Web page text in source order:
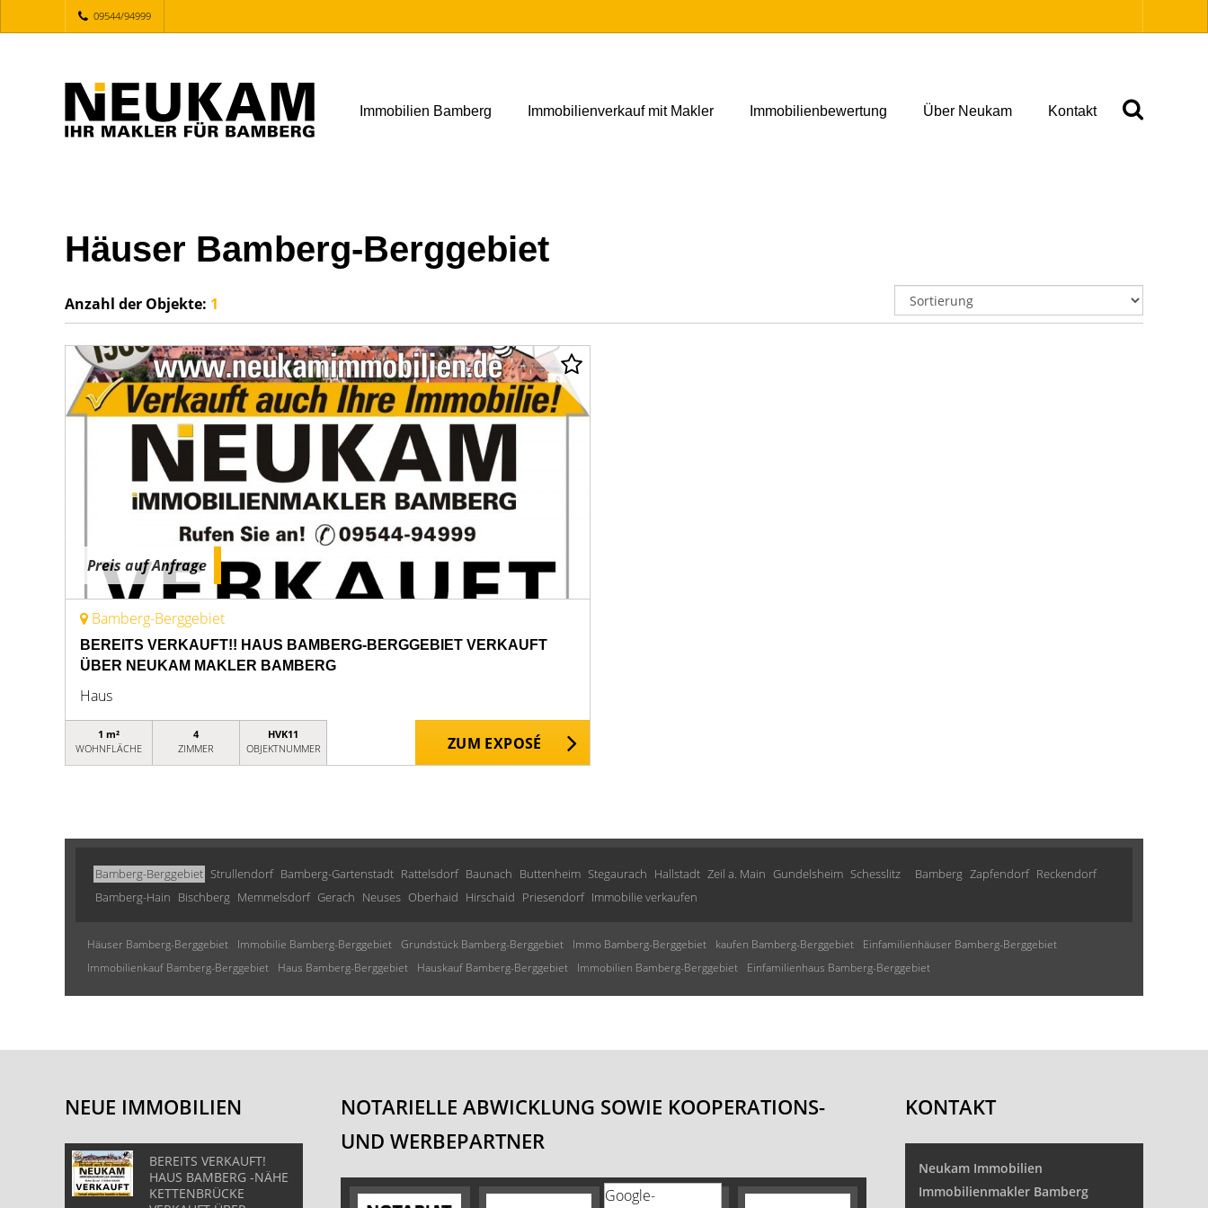
09544/94999
Immobilien Bamberg Immobilienverkauf mit Makler Immobilienbewertung Über Neukam Kontakt
Häuser Bamberg-Berggebiet
Anzahl der Objekte: 1
Preis auf Anfrage
Bamberg-Berggebiet
BEREITS VERKAUFT!! HAUS BAMBERG-BERGGEBIET VERKAUFT
ÜBER NEUKAM MAKLER BAMBERG
Haus
1 m²
WOHNFLÄCHE
4
ZIMMER
HVK11
OBJEKTNUMMER
ZUM EXPOSÉ
Bamberg-Berggebiet Strullendorf Bamberg-Gartenstadt Rattelsdorf Baunach Buttenheim Stegaurach Hallstadt Zeil a. Main Gundelsheim Schesslitz Bamberg Zapfendorf Reckendorf
Bamberg-Hain Bischberg Memmelsdorf Gerach Neuses Oberhaid Hirschaid Priesendorf Immobilie verkaufen
Häuser Bamberg-Berggebiet Immobilie Bamberg-Berggebiet Grundstück Bamberg-Berggebiet Immo Bamberg-Berggebiet kaufen Bamberg-Berggebiet
Einfamilienhäuser Bamberg-Berggebiet
Immobilienkauf Bamberg-Berggebiet
Haus Bamberg-Berggebiet Hauskauf Bamberg-Berggebiet Immobilien Bamberg-Berggebiet Einfamilienhaus Bamberg-Berggebiet
Google-
NEUE IMMOBILIEN
BEREITS VERKAUFT!
HAUS BAMBERG -NÄHE
KETTENBRÜCKE
NOTARIELLE ABWICKLUNG SOWIE KOOPERATIONS-
UND WERBEPARTNER
KONTAKT
Neukam Immobilien
Immobilienmakler Bamberg